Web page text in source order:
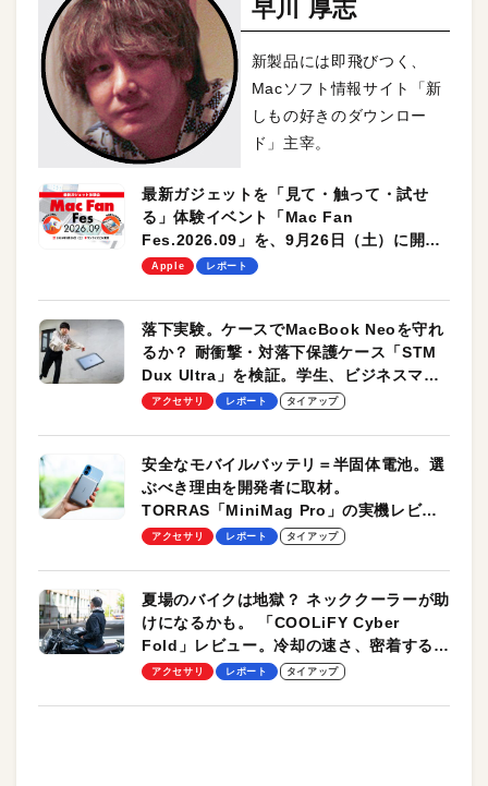
早川 厚志
新製品には即飛びつく、
Macソフト情報サイト「新
しもの好きのダウンロー
ド」主宰。
最新ガジェットを「見て・触って・試せ
る」体験イベント「Mac Fan
Fes.2026.09」を、9月26日（土）に開催
します！
Apple レポート
落下実験。ケースでMacBook Neoを守れ
るか？ 耐衝撃・対落下保護ケース「STM
Dux Ultra」を検証。学生、ビジネスマン
のモバイルユースに最適！
アクセサリ レポート タイアップ
安全なモバイルバッテリ＝半固体電池。選
ぶべき理由を開発者に取材。
TORRAS「MiniMag Pro」の実機レビュ
ーも
アクセサリ レポート タイアップ
夏場のバイクは地獄？ ネッククーラーが助
けになるかも。 「COOLiFY Cyber
Fold」レビュー。冷却の速さ、密着する冷
却プレート、シンプルな操作性がグッド！
アクセサリ レポート タイアップ